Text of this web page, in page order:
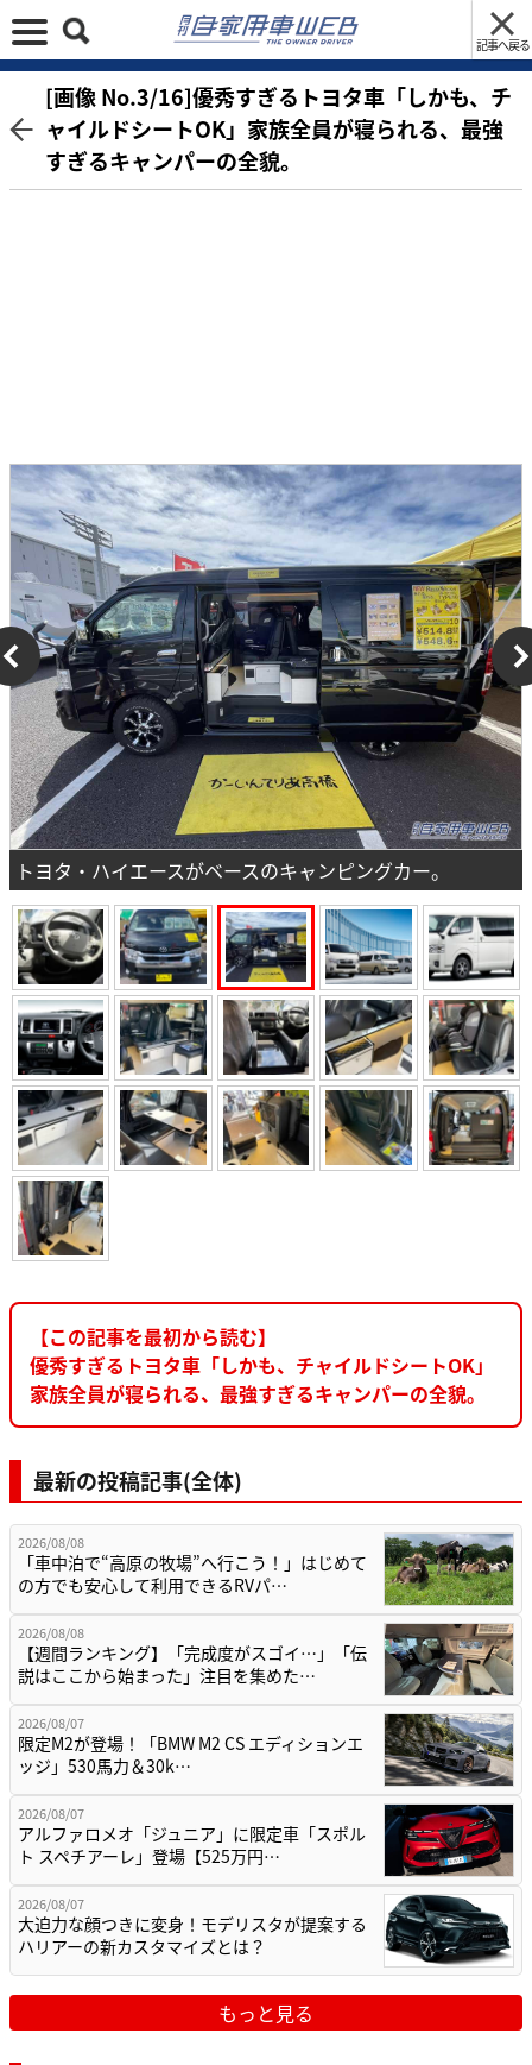
記事へ戻る
[画像 No.3/16]優秀すぎるトヨタ車「しかも、チ
ャイルドシートOK」家族全員が寝られる、最強
すぎるキャンパーの全貌。
トヨタ・ハイエースがベースのキャンピングカー。
【この記事を最初から読む】
優秀すぎるトヨタ車「しかも、チャイルドシートOK」
家族全員が寝られる、最強すぎるキャンパーの全貌。
最新の投稿記事(全体)
2026/08/08
「車中泊で“高原の牧場”へ行こう！」はじめて
の方でも安心して利用できるRVパ…
2026/08/08
【週間ランキング】「完成度がスゴイ…」「伝
説はここから始まった」注目を集めた…
2026/08/07
限定M2が登場！「BMW M2 CS エディションエ
ッジ」530馬力＆30k…
2026/08/07
アルファロメオ「ジュニア」に限定車「スポル
ト スペチアーレ」登場【525万円…
2026/08/07
大迫力な顔つきに変身！モデリスタが提案する
ハリアーの新カスタマイズとは？
もっと見る